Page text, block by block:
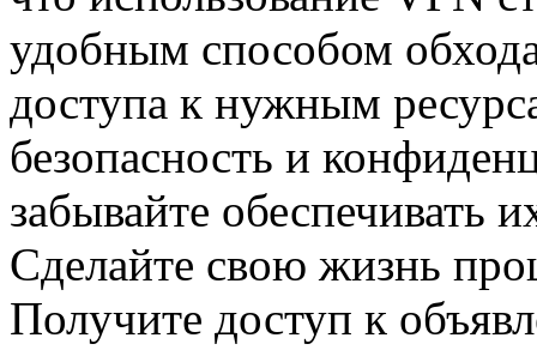
удобным способом
доступа к нужным
безопасность и
забывайте обеспечивать
Сделайте свою жизнь
Получите доступ к